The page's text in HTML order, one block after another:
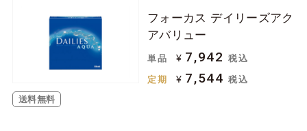
送料無料
フォーカス デイリーズアク
アバリュー
単品 ¥ 7,942 税込
定期 ¥ 7,544 税込